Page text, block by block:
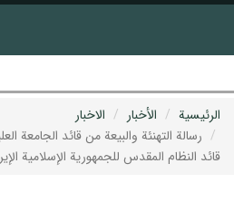
الرئيسية الأخبار
الاخبار
رسالة التهنئة والبيعة من قائد الجامعة
قائد النظام المقدس للجمهورية الإسلامية